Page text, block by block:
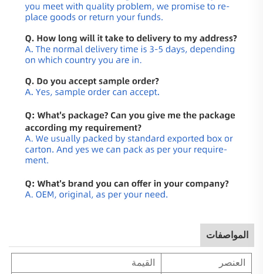
المواصفات
العنصر
القيمة